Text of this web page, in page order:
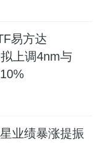
年上市的
成功，则意味
。
易方达
上调4nm与
业绩暴涨提振